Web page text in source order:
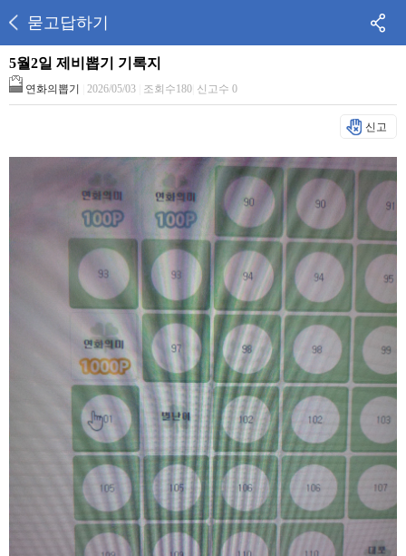
묻고답하기
5월2일 제비뽑기 기록지
연화의뽑기 2026/05/03 조회수180 신고수 0
신고